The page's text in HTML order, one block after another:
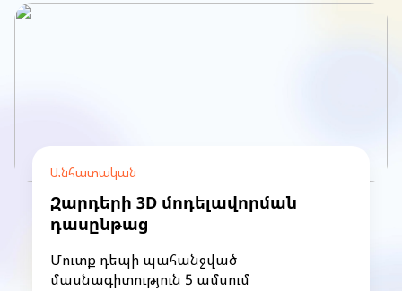
Անհատական
Զարդերի 3D մոդելավորման
դասընթաց
Մուտք դեպի պահանջված
մասնագիտություն 5 ամսում